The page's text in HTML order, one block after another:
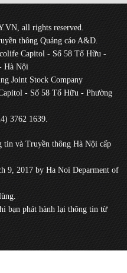
all rights reserved.
thông Quảng cáo A&D.
Capitol - Số 58 Tố Hữu -
Hà Nội
Joint Stock Company
- Số 58 Tố Hữu - Phường
3762 1639.
tin và Truyền thông Hà Nội cấp
9, 2017 by Ha Noi Deparment of
phát hành lại thông tin từ